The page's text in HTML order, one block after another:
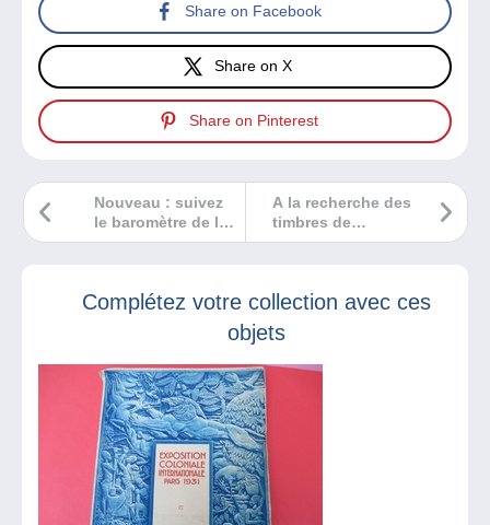
Share on Facebook
Share on X
Share on Pinterest
A la recherche des
timbres de
Maurice
Nouveau : suivez
le baromètre de la
carte postale sur
Complétez votre collection avec ces
objets